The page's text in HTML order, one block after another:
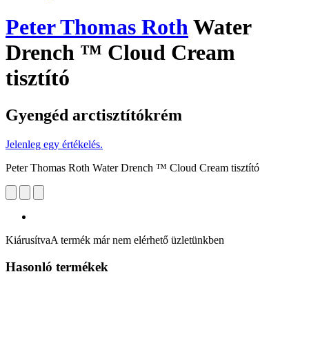
Peter Thomas RothWater
Drench ™ Cloud Cream
tisztító
Gyengéd arctisztítókrém
Jelenleg egy értékelés.
Peter Thomas Roth Water Drench ™ Cloud Cream tisztító
KiárusítvaA termék már nem elérhető üzletünkben
Hasonló termékek